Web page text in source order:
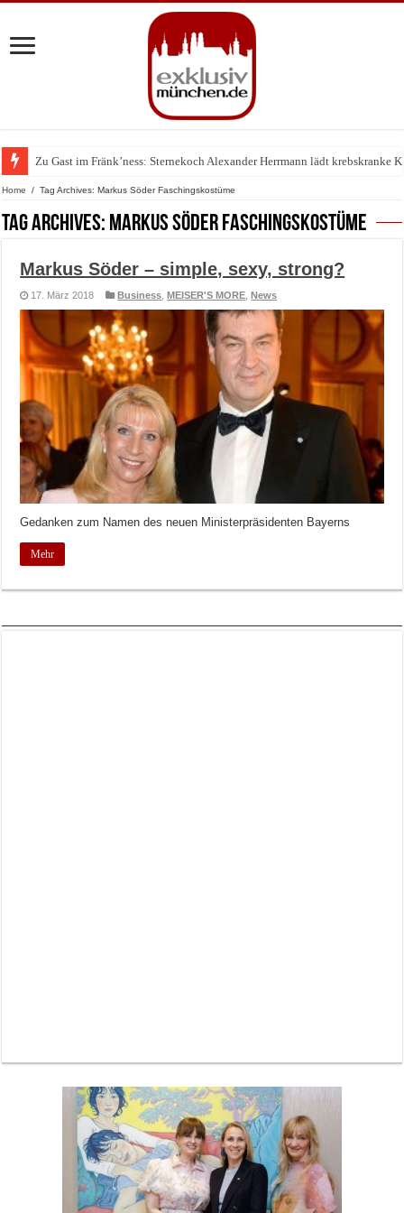
Zu Gast im Fränk’ness: Sternekoch Alexander Herrmann lädt krebskranke
Warum München gerade zum Treffpunkt der Lingerie-Branche wurde
Home / Tag Archives: Markus Söder Faschingskostüme
Tag Archives: Markus Söder Faschingskostüme
Markus Söder – simple, sexy, strong?
17. März 2018 Business ,MEISER'S MORE ,News
Gedanken zum Namen des neuen Ministerpräsidenten Bayerns
Mehr